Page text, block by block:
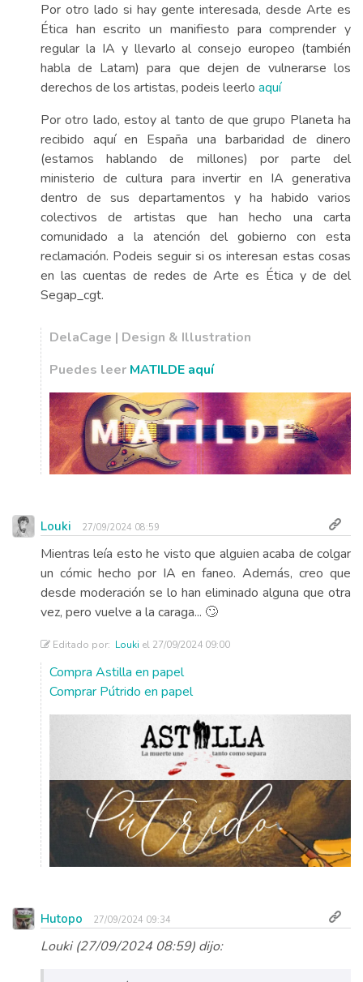
Por otro lado si hay gente interesada, desde Arte es
Ética han escrito un manifiesto para comprender y
regular la IA y llevarlo al consejo europeo (también
habla de Latam) para que dejen de vulnerarse los
derechos de los artistas, podeis leerlo aquí
Por otro lado, estoy al tanto de que grupo Planeta ha
recibido aquí en España una barbaridad de dinero
(estamos hablando de millones) por parte del
ministerio de cultura para invertir en IA generativa
dentro de sus departamentos y ha habido varios
colectivos de artistas que han hecho una carta
comunidado a la atención del gobierno con esta
reclamación. Podeis seguir si os interesan estas cosas
en las cuentas de redes de Arte es Ética y de del
Segap_cgt.
DelaCage | Design & Illustration
Puedes leer MATILDE aquí
Louki 27/09/2024 08:59
Mientras leía esto he visto que alguien acaba de colgar
un cómic hecho por IA en faneo. Además, creo que
desde moderación se lo han eliminado alguna que otra
vez, pero vuelve a la caraga... 🙄
Editado por: Louki el 27/09/2024 09:00
Compra Astilla en papel
Comprar Pútrido en papel
Hutopo 27/09/2024 09:34
Louki (27/09/2024 08:59) dijo: